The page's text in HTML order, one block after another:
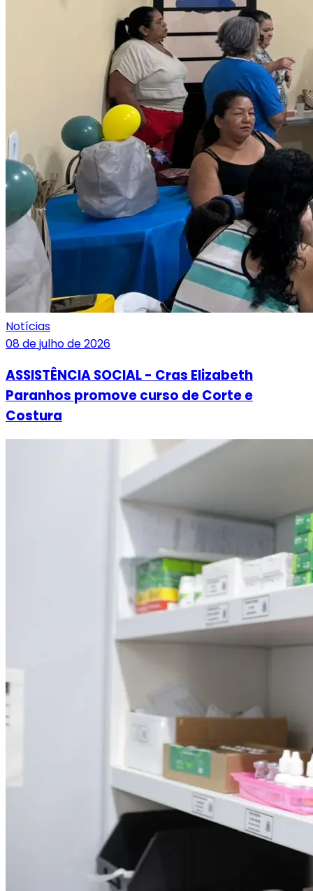
Notícias
08 de julho de 2026
ASSISTÊNCIA SOCIAL - Cras Elizabeth
Paranhos promove curso de Corte e
Costura